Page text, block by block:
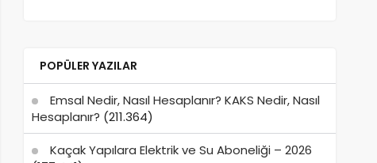
POPÜLER YAZILAR
Emsal Nedir, Nasıl Hesaplanır? KAKS Nedir, Nasıl
Hesaplanır? (211.364)
Kaçak Yapılara Elektrik ve Su Aboneliği – 2026